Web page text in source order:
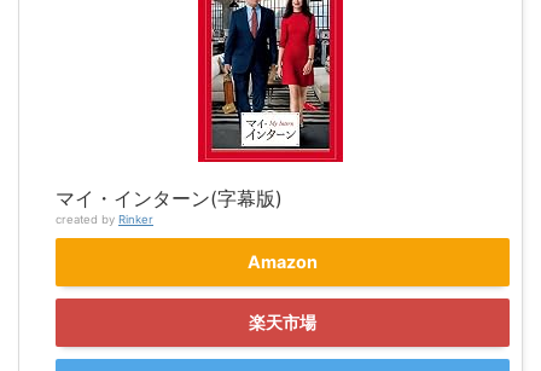
マイ・インターン(字幕版)
created by Rinker
Amazon
楽天市場